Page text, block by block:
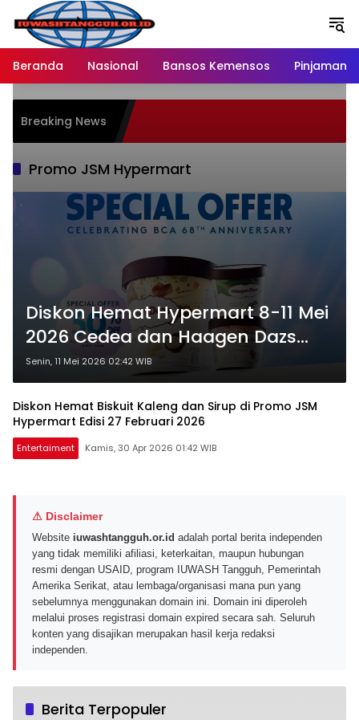
Langsung
konten
Beranda
Nasional Bansos Kemensos Pinjaman
Breaking News
Promo JSM Hypermart
Diskon Hemat Hypermart 8-11 Mei
2026 Cedea dan Haagen Dazs
Spesial Beli 1 Gratis 1
Senin, 11 Mei 2026 02:42 WIB
Diskon Hemat Biskuit Kaleng dan Sirup di Promo JSM
Hypermart Edisi 27 Februari 2026
Entertaiment Kamis, 30 Apr 2026 01:42 WIB
⚠ Disclaimer
Website iuwashtangguh.or.id adalah portal berita independen
yang tidak memiliki afiliasi, keterkaitan, maupun hubungan
resmi dengan USAID, program IUWASH Tangguh, Pemerintah
Amerika Serikat, atau lembaga/organisasi mana pun yang
sebelumnya menggunakan domain ini. Domain ini diperoleh
melalui proses registrasi domain expired secara sah. Seluruh
konten yang disajikan merupakan hasil kerja redaksi
independen.
Berita Terpopuler